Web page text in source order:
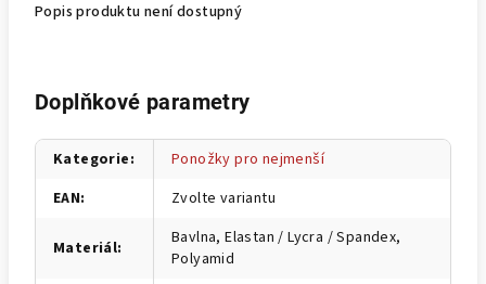
Popis produktu není dostupný
Doplňkové parametry
Kategorie:
Ponožky pro nejmenší
EAN: Zvolte variantu
Materiál:
Bavlna, Elastan / Lycra / Spandex,
Polyamid